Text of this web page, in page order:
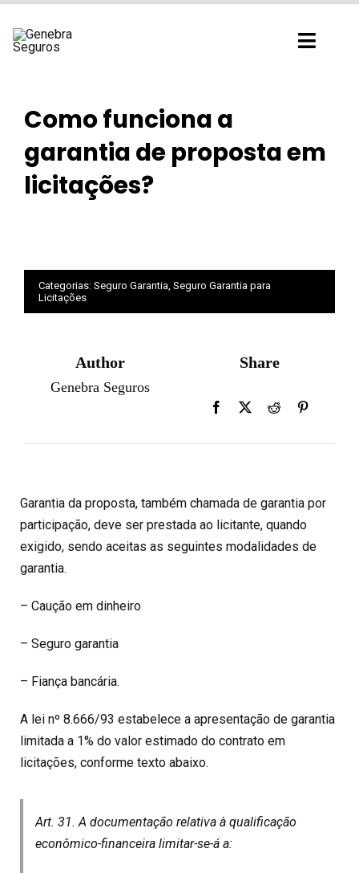
para
Como funciona a
garantia de proposta em
licitações?
Categorias: Seguro Garantia, Seguro Garantia para
Licitações
Author
Genebra Seguros
Share
Garantia da proposta, também chamada de garantia por
participação, deve ser prestada ao licitante, quando
exigido, sendo aceitas as seguintes modalidades de
garantia.
– Caução em dinheiro
– Seguro garantia
– Fiança bancária.
A lei nº 8.666/93 estabelece a apresentação de garantia
limitada a 1% do valor estimado do contrato em
licitações, conforme texto abaixo.
Art. 31. A documentação relativa à qualificação
econômico-financeira limitar-se-á a: